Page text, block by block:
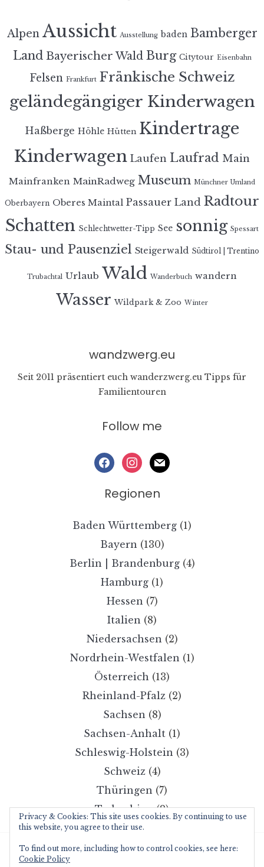
Alpen Aussicht Ausstellung baden Bamberger
Land Bayerischer Wald Burg Citytour Eisenbahn
Felsen Frankfurt Fränkische Schweiz
geländegängiger Kinderwagen
Haßberge Höhle Hütten Kindertrage
Kinderwagen Laufen Laufrad Main
Mainfranken MainRadweg Museum Münchner Umland
Oberbayern Oberes Maintal Passauer Land Radtour
Schatten Schlechtwetter-Tipp See sonnig Spessart
Stau- und Pausenziel Steigerwald Südtirol | Trentino
Trubachtal Urlaub Wald Wanderbuch wandern
Wasser Wildpark & Zoo Winter
wandzwerg.eu
Seit 2011 präsentiert euch wanderzwerg.eu Tipps für
Familientouren
Follow me
facebookinstagram
mail
Regionen
Baden Württemberg (1)
Bayern (130)
Berlin | Brandenburg(4)
Hamburg (1)
Hessen (7)
Italien (8)
Niedersachsen (2)
Nordrhein-Westfalen (1)
Österreich (13)
Rheinland-Pfalz (2)
Sachsen (8)
Sachsen-Anhalt (1)
Schleswig-Holstein (3)
Schweiz(4)
Thüringen (7)
Tschechien(2)
Copyright © 2026 wanderzwerg.eu
Privacy & Cookies: This site uses cookies. By continuing to use
this website, you agree to their use.
To find out more, including how to control cookies, see here:
Cookie Policy